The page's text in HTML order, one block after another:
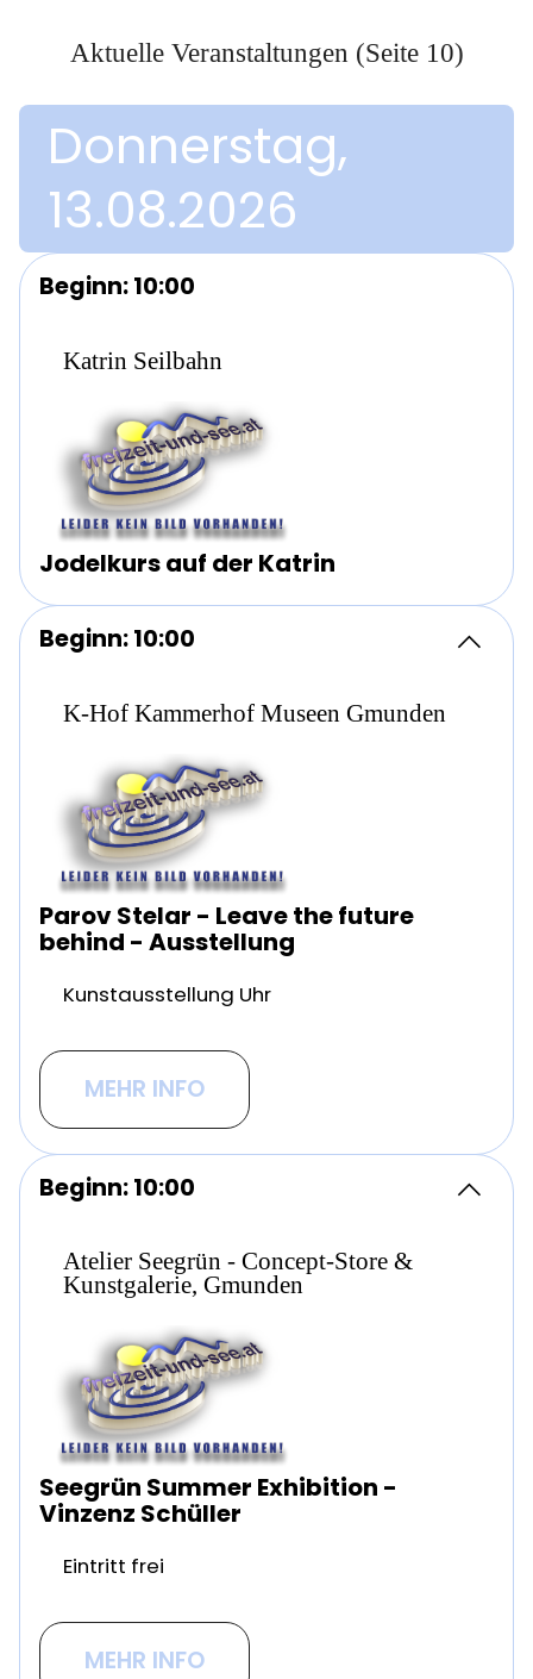
Aktuelle Veranstaltungen (Seite 10)
Donnerstag,
13.08.2026
Beginn: 10:00
Katrin Seilbahn
Jodelkurs auf der Katrin
Beginn: 10:00
K-Hof Kammerhof Museen Gmunden
Parov Stelar - Leave the future
behind - Ausstellung
Kunstausstellung Uhr
MEHR INFO
Beginn: 10:00
Atelier Seegrün - Concept-Store &
Kunstgalerie, Gmunden
Seegrün Summer Exhibition -
Vinzenz Schüller
Eintritt frei
MEHR INFO